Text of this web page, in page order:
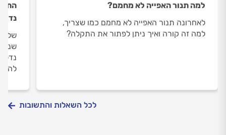
למה תנור האפייה לא מחמם?
לאחרונה תנור האפייה לא מחמם כמו שצריך,
למה זה קורה ואיך ניתן לפתור את התקלה?
לכל השאלות והתשובות